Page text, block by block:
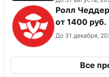
Ролл
от 1400 руб.
До 31 декабря,
Все